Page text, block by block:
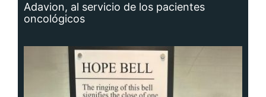
Adavion, al servicio de los pacientes
oncológicos